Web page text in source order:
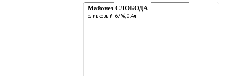
Майонез СЛОБОДА
оливковый 67%, 0.4л